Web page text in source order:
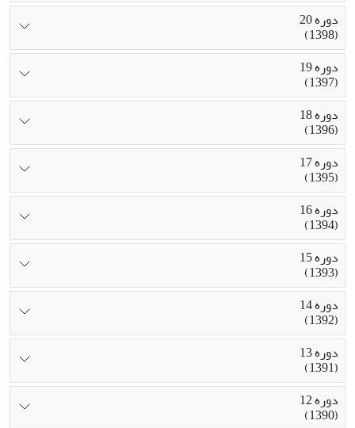
دوره 20
(1398)
دوره 19
(1397)
دوره 18
(1396)
دوره 17
(1395)
دوره 16
(1394)
دوره 15
(1393)
دوره 14
(1392)
دوره 13
(1391)
دوره 12
(1390)